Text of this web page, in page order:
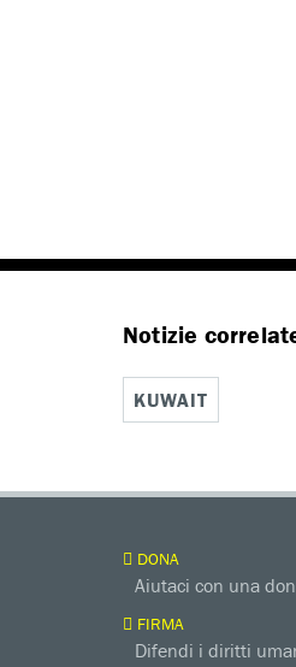
Notizie
KUWAIT
DONA
Aiutaci con una
FIRMA
Difendi i diritti